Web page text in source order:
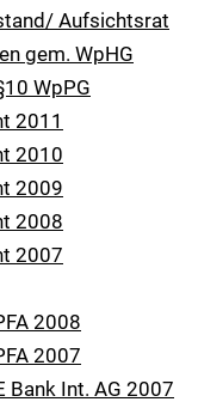
Aufsichtsrat
gem. WpHG
WpPG
2011
2010
2009
2008
2007
2008
2007
Bank Int. AG 2007